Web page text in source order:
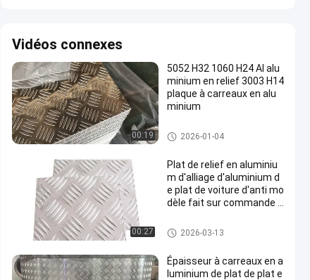
Vidéos connexes
00:19
5052 H32 1060 H24 Al alu
minium en relief 3003 H14
plaque à carreaux en alu
minium
Plat à carreaux en aluminium
2026-01-04
00:27
Plat de relief en aluminiu
m d'alliage d'aluminium d
e plat de voiture d'anti mo
dèle fait sur commande d
Feuille en aluminium de relief
2026-03-13
Épaisseur à carreaux en a
luminium de plat de plat e